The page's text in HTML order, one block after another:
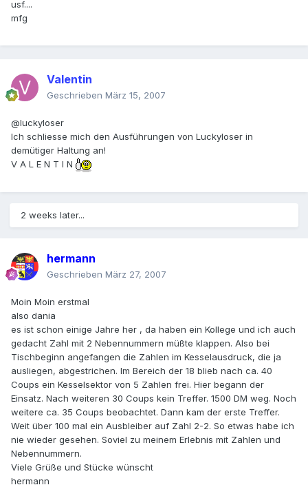
usf....
mfg
Valentin
Geschrieben März 15, 2007
@luckyloser
Ich schliesse mich den Ausführungen von Luckyloser in
demütiger Haltung an!
V A L E N T I N
2 weeks later...
hermann
Geschrieben März 27, 2007
Moin Moin erstmal
also dania
es ist schon einige Jahre her , da haben ein Kollege und ich auch
gedacht Zahl mit 2 Nebennummern müßte klappen. Also bei
Tischbeginn angefangen die Zahlen im Kesselausdruck, die ja
ausliegen, abgestrichen. Im Bereich der 18 blieb nach ca. 40
Coups ein Kesselsektor von 5 Zahlen frei. Hier begann der
Einsatz. Nach weiteren 30 Coups kein Treffer. 1500 DM weg. Noch
weitere ca. 35 Coups beobachtet. Dann kam der erste Treffer.
Weit über 100 mal ein Ausbleiber auf Zahl 2-2. So etwas habe ich
nie wieder gesehen. Soviel zu meinem Erlebnis mit Zahlen und
Nebennummern.
Viele Grüße und Stücke wünscht
hermann